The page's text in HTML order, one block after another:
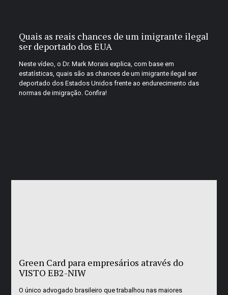
Quais as reais chances de um imigrante ilegal
ser deportado dos EUA
Neste vídeo, o Dr. Mark Morais explica, com base em
estatísticas, quais são as chances de um imigrante ilegal ser
deportado dos Estados Unidos frente ao endurecimento das
normas de imigração. Confira!
Green Card para empresários através do
VISTO EB2-NIW
O único advogado brasileiro que trabalhou nas maiores